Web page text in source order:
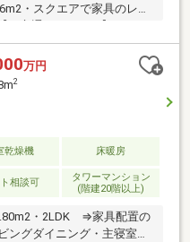
・スクエアで家具のレイ
【 交通アクセス 】
町」駅徒歩2分◆東京モノレ
駅徒歩3分◆都営新宿線/浅
万円
2
乾燥機 床暖房
相談可
タワーマンション
(階建20階以上)
・2LDK ⇒家具配置の
グダイニング・主寝室部